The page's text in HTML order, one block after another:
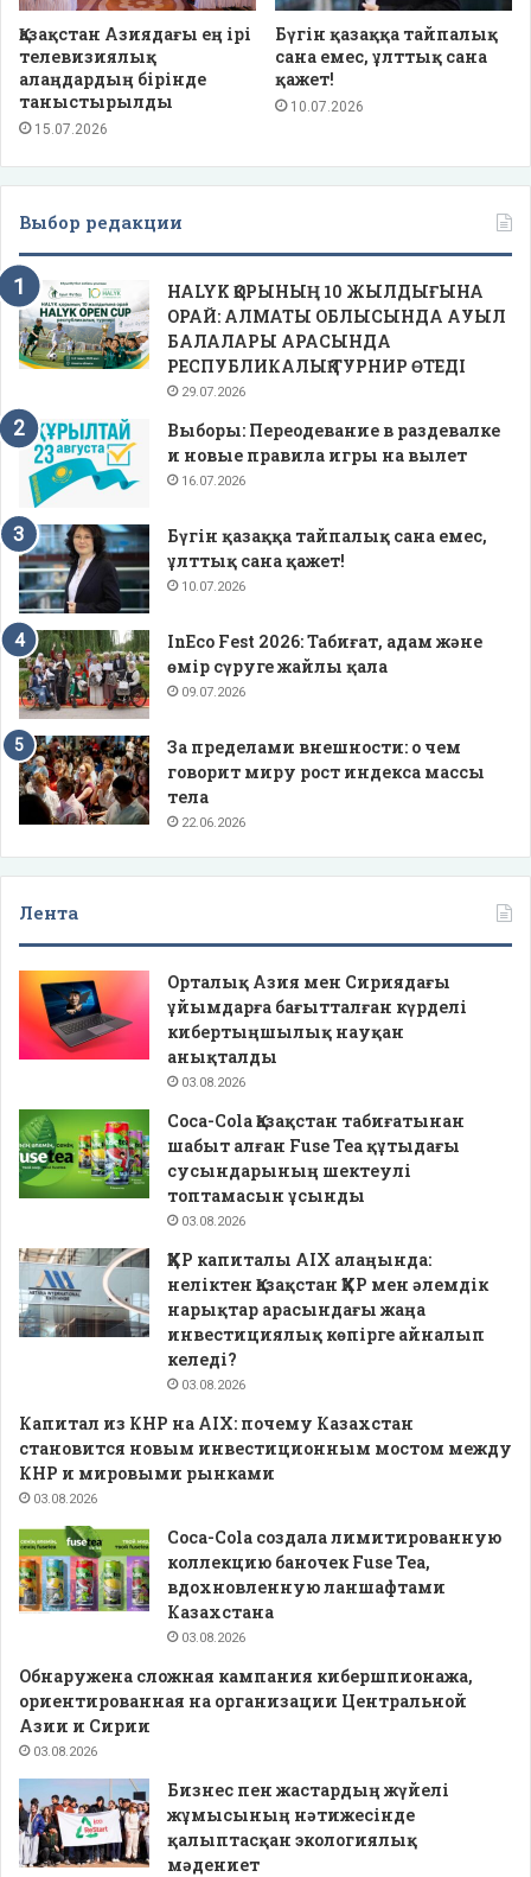
Қазақстан Азиядағы ең ірі
телевизиялық
алаңдардың бірінде
таныстырылды
15.07.2026
Бүгін қазаққа тайпалық
сана емес, ұлттық сана
қажет!
10.07.2026
Выбор редакции
HALYK ҚОРЫНЫҢ 10 ЖЫЛДЫҒЫНА
ОРАЙ: АЛМАТЫ ОБЛЫСЫНДА АУЫЛ
БАЛАЛАРЫ АРАСЫНДА
РЕСПУБЛИКАЛЫҚ ТУРНИР ӨТЕДІ
29.07.2026
Выборы: Переодевание в раздевалке
и новые правила игры на вылет
16.07.2026
Бүгін қазаққа тайпалық сана емес,
ұлттық сана қажет!
10.07.2026
InEco Fest 2026: Табиғат, адам және
өмір сүруге жайлы қала
09.07.2026
За пределами внешности: о чем
говорит миру рост индекса массы
тела
22.06.2026
Лента
Орталық Азия мен Сириядағы
ұйымдарға бағытталған күрделі
кибертыңшылық науқан
анықталды
03.08.2026
Coca-Cola Қазақстан табиғатынан
шабыт алған Fuse Tea құтыдағы
сусындарының шектеулі
топтамасын ұсынды
03.08.2026
ҚХР капиталы AIX алаңында:
неліктен Қазақстан ҚХР мен әлемдік
нарықтар арасындағы жаңа
инвестициялық көпірге айналып
келеді?
03.08.2026
Капитал из КНР на AIX: почему Казахстан
становится новым инвестиционным мостом между
КНР и мировыми рынками
03.08.2026
Coca-Cola создала лимитированную
коллекцию баночек Fuse Tea,
вдохновленную ланшафтами
Казахстана
03.08.2026
Обнаружена сложная кампания кибершпионажа,
ориентированная на организации Центральной
Азии и Сирии
03.08.2026
Бизнес пен жастардың жүйелі
жұмысының нәтижесінде
қалыптасқан экологиялық
мәдениет